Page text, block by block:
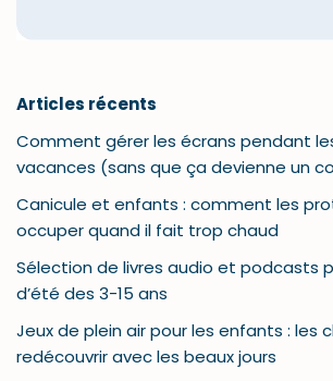
Articles récents
Comment gérer les écrans pendant
vacances (sans que ça devienne un
Canicule et enfants : comment les
occuper quand il fait trop chaud
Sélection de livres audio et podcasts
d’été des 3-15 ans
Jeux de plein air pour les enfants : les
redécouvrir avec les beaux jours